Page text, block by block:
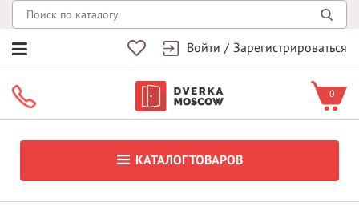
Войти / Зарегистрироваться
0
КАТАЛОГ ТОВАРОВ